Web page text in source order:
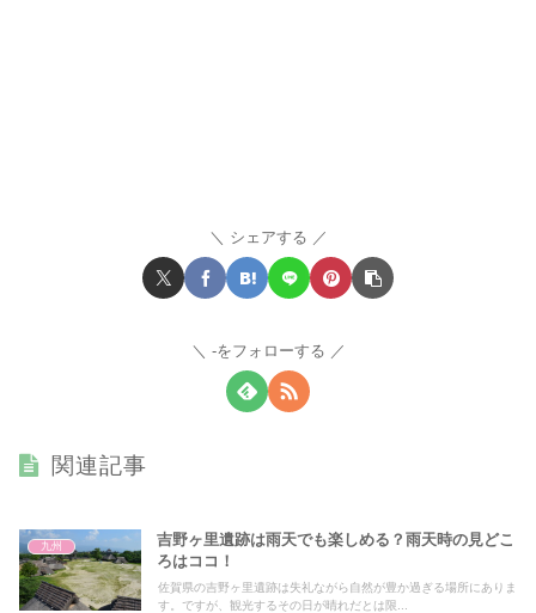
シェアする
-をフォローする
関連記事
九州
吉野ヶ里遺跡は雨天でも楽しめる？雨天時の見どこ
ろはココ！
佐賀県の吉野ヶ里遺跡は失礼ながら自然が豊か過ぎる場所にありま
す。ですが、観光するその日が晴れだとは限...